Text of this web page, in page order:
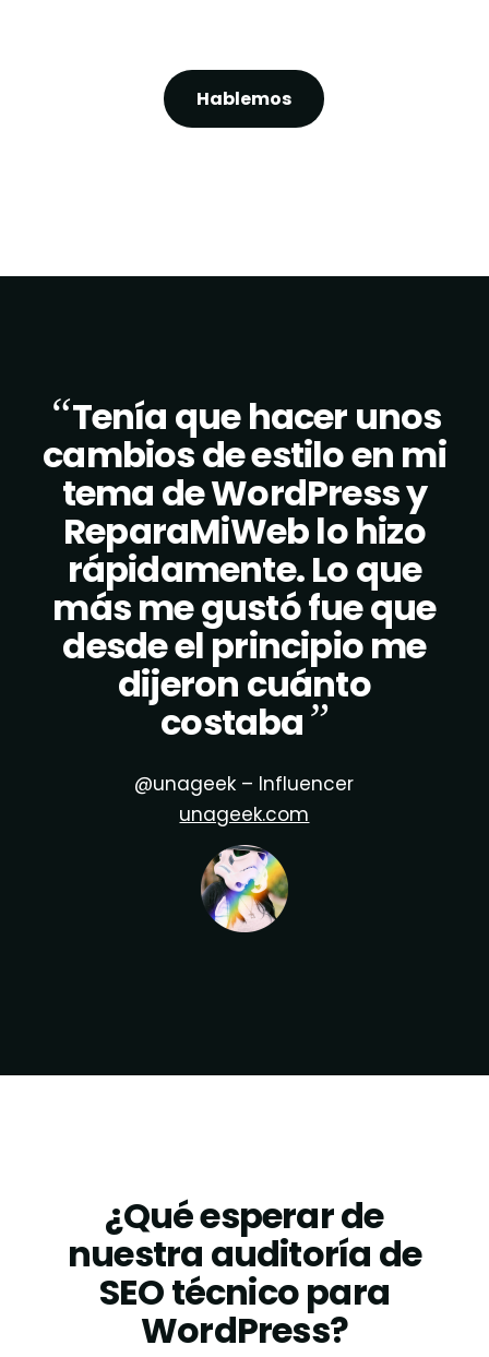
Hablemos
“Tenía que hacer unos
cambios de estilo en mi
tema de WordPress y
ReparaMiWeb lo hizo
rápidamente. Lo que
más me gustó fue que
desde el principio me
dijeron cuánto
costaba”
@unageek – Influencer
unageek.com
¿Qué esperar de
nuestra auditoría de
SEO técnico para
WordPress?